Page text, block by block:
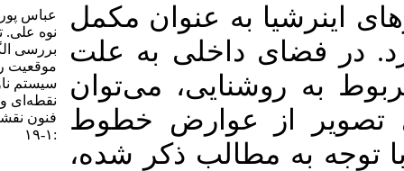
به عنوان مکمل
داخلی به علت
می‌توان
عوارض خطوط
ذکر شده،
عباس پور محمد مهدی، حسینی
نوه علی. توسعه روشی برای
بررسی الگوریتم‌های تعیین
موقعیت ربات پرنده با استفاده از
سیستم ناوبری اینرشیا و عوارض
نقطه‌ای و خطی تصاویر. علوم و
فنون نقشه برداری. ۱۴۰۲; ۱۲ (۴)
:۱-۱۹